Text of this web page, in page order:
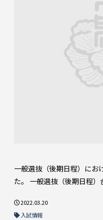
一般選抜（後期日程）にお
た。 一般選抜（後期日程）
2022.03.20
入試情報